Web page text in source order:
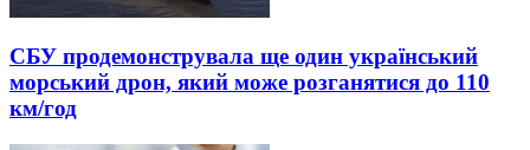
СБУ продемонструвала ще один український
морський дрон, який може розганятися до 110
км/год